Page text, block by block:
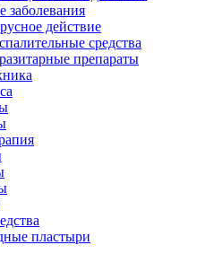
заболевания
действие
средства
препараты
пластыри